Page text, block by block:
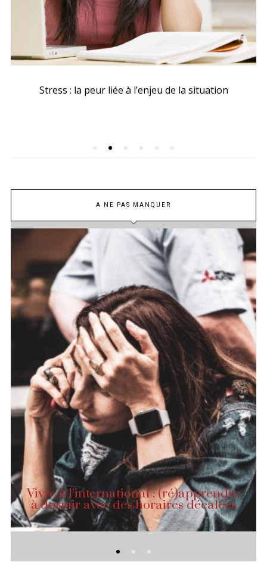
Stress : la peur liée à l’enjeu de la situation
A NE PAS MANQUER
Vivre à l’international : (ré)apprendre
à dormir avec des horaires décalées